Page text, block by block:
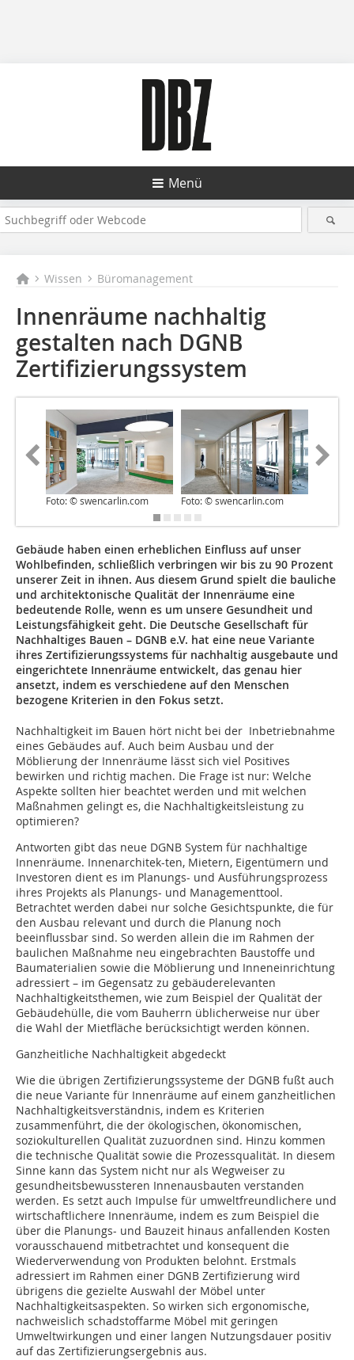
Menü
Wissen Büromanagement
Innenräume nachhaltig
gestalten nach DGNB
Zertifizierungssystem
Foto: © swencarlin.com Foto: © swencarlin.com
Gebäude haben einen erheblichen Einfluss auf unser
Wohlbefinden, schließlich verbringen wir bis zu 90 Prozent
unserer Zeit in ihnen. Aus diesem Grund spielt die bauliche
und architektonische Qualität der Innenräume eine
bedeutende Rolle, wenn es um unsere Gesundheit und
Leistungsfähigkeit geht. Die Deutsche Gesellschaft für
Nachhaltiges Bauen – DGNB e.V. hat eine neue Variante
ihres Zertifizierungssystems für nachhaltig ausgebaute und
eingerichtete Innenräume entwickelt, das genau hier
ansetzt, indem es verschiedene auf den Menschen
bezogene Kriterien in den Fokus setzt.
Nachhaltigkeit im Bauen hört nicht bei der Inbetriebnahme
eines Gebäudes auf. Auch beim Ausbau und der
Möblierung der Innenräume lässt sich viel Positives
bewirken und richtig machen. Die Frage ist nur: Welche
Aspekte sollten hier beachtet werden und mit welchen
Maßnahmen gelingt es, die Nachhaltigkeitsleistung zu
optimieren?
Antworten gibt das neue DGNB System für nachhaltige
Innenräume. Innenarchitek-ten, Mietern, Eigentümern und
Investoren dient es im Planungs- und Ausführungsprozess
ihres Projekts als Planungs- und Managementtool.
Betrachtet werden dabei nur solche Gesichtspunkte, die für
den Ausbau relevant und durch die Planung noch
beeinflussbar sind. So werden allein die im Rahmen der
baulichen Maßnahme neu eingebrachten Baustoffe und
Baumaterialien sowie die Möblierung und Inneneinrichtung
adressiert – im Gegensatz zu gebäuderelevanten
Nachhaltigkeitsthemen, wie zum Beispiel der Qualität der
Gebäudehülle, die vom Bauherrn üblicherweise nur über
die Wahl der Mietfläche berücksichtigt werden können.
Ganzheitliche Nachhaltigkeit abgedeckt
Wie die übrigen Zertifizierungssysteme der DGNB fußt auch
die neue Variante für Innenräume auf einem ganzheitlichen
Nachhaltigkeitsverständnis, indem es Kriterien
zusammenführt, die der ökologischen, ökonomischen,
soziokulturellen Qualität zuzuordnen sind. Hinzu kommen
die technische Qualität sowie die Prozessqualität. In diesem
Sinne kann das System nicht nur als Wegweiser zu
gesundheitsbewussteren Innenausbauten verstanden
werden. Es setzt auch Impulse für umweltfreundlichere und
wirtschaftlichere Innenräume, indem es zum Beispiel die
über die Planungs- und Bauzeit hinaus anfallenden Kosten
vorausschauend mitbetrachtet und konsequent die
Wiederverwendung von Produkten belohnt. Erstmals
adressiert im Rahmen einer DGNB Zertifizierung wird
übrigens die gezielte Auswahl der Möbel unter
Nachhaltigkeitsaspekten. So wirken sich ergonomische,
nachweislich schadstoffarme Möbel mit geringen
Umweltwirkungen und einer langen Nutzungsdauer positiv
auf das Zertifizierungsergebnis aus.